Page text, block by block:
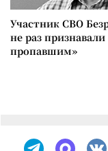
Участник СВО
не раз признавали
пропавшим»